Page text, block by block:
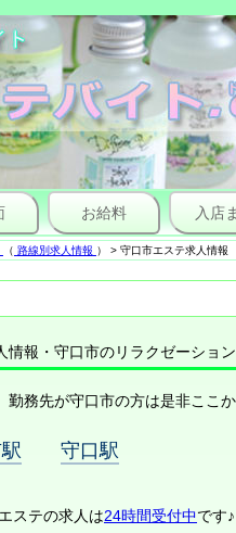
お給料 入店
（ 路線別求人情報 ） > 守口市エステ求人情報
情報・守口市のリラクゼーショ
勤務先が守口市の方は是非ここ
守口駅
ステの求人は24時間受付中です♪